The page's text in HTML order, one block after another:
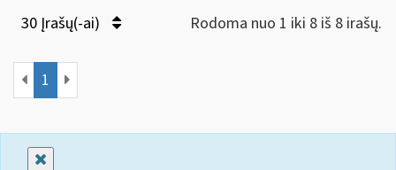
30 Įrašų(-ai) Rodoma nuo 1 iki 8 iš 8 irašų.
1